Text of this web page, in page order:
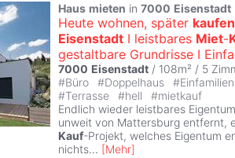
Haus mieten in 7000 Eisenstadt
Heute wohnen, später kaufen
Eisenstadt I leistbares Miet-
gestaltbare Grundrisse I
7000 Eisenstadt / 108m² / 5
#Büro #Doppelhaus #
#Terrasse #hell #mietkauf
Endlich wieder leistbares
unweit von Mattersburg entfernt,
Kauf-Projekt, welches Eigentum
nichts... [Mehr]